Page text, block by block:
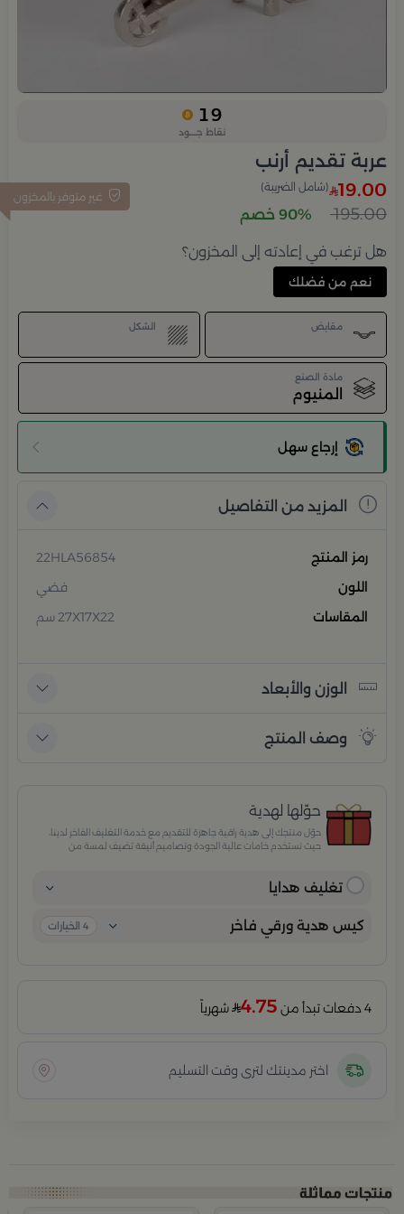
19
نقاط جــــود
عربة تقديم أرنب
غير متوفر بالمخزون 19.00 (شامل الضريبة)
195.00 90% خصم
هل ترغب في إعادته إلى المخزون؟
نعم من فضلك
مقابض الشكل
مادة الصنع
المنيوم
إرجاع سهل
المزيد من التفاصيل
رمز المنتج
22HLA56854
اللون
فضي
المقاسات
27X17X22 سم
الوزن والأبعاد
وصف المنتج
حوّلها لهدية
حوّل منتجك إلى هدية راقية جاهزة للتقديم مع خدمة التغليف الفاخر لدينا،
حيث نستخدم خامات عالية الجودة وتصاميم أنيقة تضيف لمسة من
تغليف هدايا
كيس هدية ورقي فاخر 4 الخيارات
4 دفعات تبدأ من 4.75 شهرياً
اختر مدينتك لترى وقت التسليم